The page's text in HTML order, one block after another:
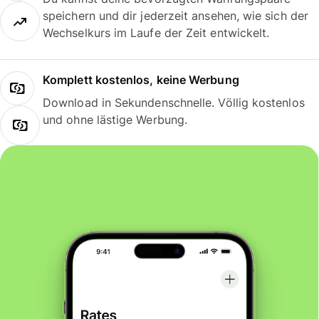
speichern und dir jederzeit ansehen, wie sich der
Wechselkurs im Laufe der Zeit entwickelt.
Komplett kostenlos, keine Werbung
Download in Sekundenschnelle. Völlig kostenlos
und ohne lästige Werbung.